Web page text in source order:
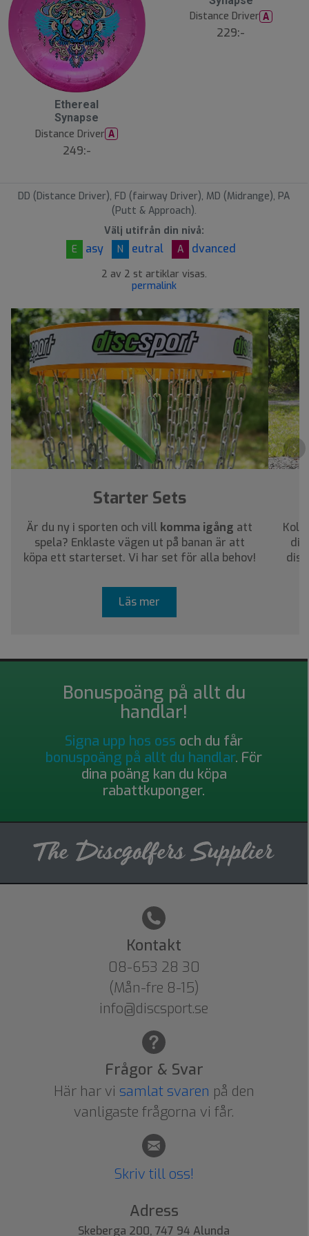
Ethereal
Synapse
Distance Driver A
249:-
Distance Driver A
229:-
DD (Distance Driver), FD (fairway Driver), MD (Midrange), PA
(Putt & Approach).
Välj utifrån din nivå:
E
asy N eutral A dvanced
2 av 2 st artiklar visas.
permalink
›
Starter Sets
Är du ny i sporten och vill komma igång att
spela? Enklaste vägen ut på banan är att
köpa ett starterset. Vi har set för alla behov!
Läs mer
Bonuspoäng på allt du
handlar!
Signa upp hos oss och du får
bonuspoäng på allt du handlar. För
dina poäng kan du köpa
rabattkuponger.
Kontakt
08-653 28 30
(Mån-fre 8-15)
info@discsport.se
Frågor & Svar
Här har vi samlat svaren på den
vanligaste frågorna vi får.
Skriv till oss!
Adress
Skeberga 200, 747 94 Alunda